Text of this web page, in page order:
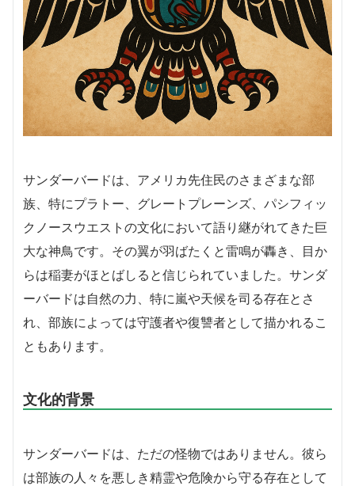
サンダーバードは、アメリカ先住民のさまざまな部
族、特にプラトー、グレートプレーンズ、パシフィッ
クノースウエストの文化において語り継がれてきた巨
大な神鳥です。その翼が羽ばたくと雷鳴が轟き、目か
らは稲妻がほとばしると信じられていました。サンダ
ーバードは自然の力、特に嵐や天候を司る存在とさ
れ、部族によっては守護者や復讐者として描かれるこ
ともあります。
文化的背景
サンダーバードは、ただの怪物ではありません。彼ら
は部族の人々を悪しき精霊や危険から守る存在として